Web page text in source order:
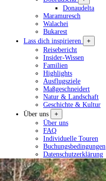
Donaudelta
Maramuresch
Walachei
Bukarest
Lass dich inspirieren
+
Reisebericht
Insider-Wissen
Familien
Highlights
Ausflugsziele
Maßgeschneidert
Natur & Landschaft
Geschichte & Kultur
Über uns
+
Über uns
FAQ
Individuelle Touren
Buchungsbedingungen
Datenschutzerklärung
Tour planen